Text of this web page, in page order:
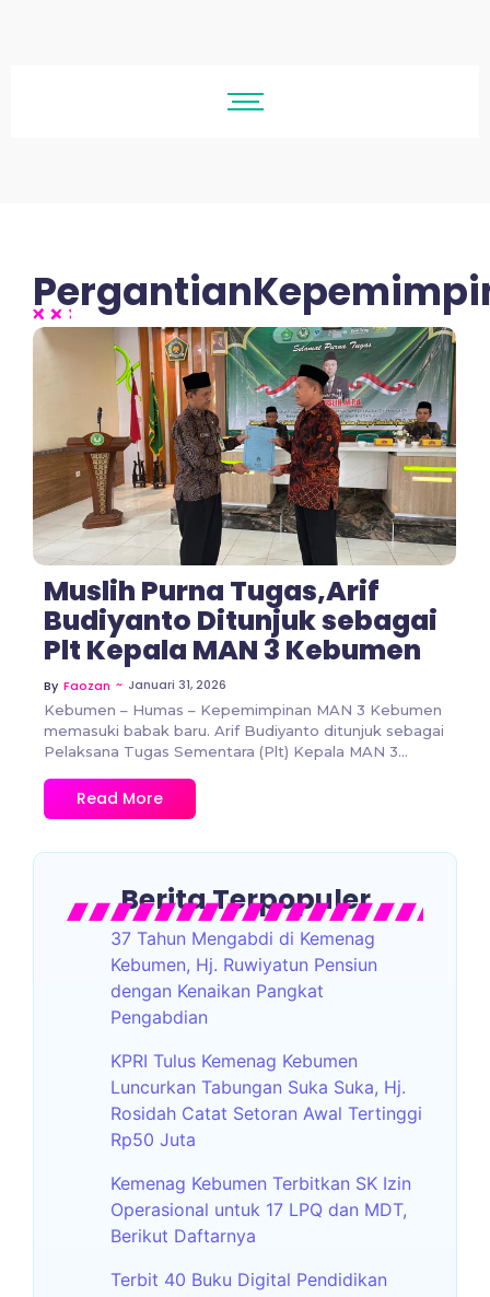
No Comments
Muslih Purna Tugas,Arif
Budiyanto Ditunjuk sebagai
Plt Kepala MAN 3 Kebumen
By Faozan ~ Januari 31, 2026
Kebumen – Humas – Kepemimpinan MAN 3 Kebumen
memasuki babak baru. Arif Budiyanto ditunjuk sebagai
Pelaksana Tugas Sementara (Plt) Kepala MAN 3...
Read More
Berita Terpopuler
37 Tahun Mengabdi di Kemenag
Kebumen, Hj. Ruwiyatun Pensiun
dengan Kenaikan Pangkat
Pengabdian
KPRI Tulus Kemenag Kebumen
Luncurkan Tabungan Suka Suka, Hj.
Rosidah Catat Setoran Awal Tertinggi
Rp50 Juta
Kemenag Kebumen Terbitkan SK Izin
Operasional untuk 17 LPQ dan MDT,
Berikut Daftarnya
Terbit 40 Buku Digital Pendidikan